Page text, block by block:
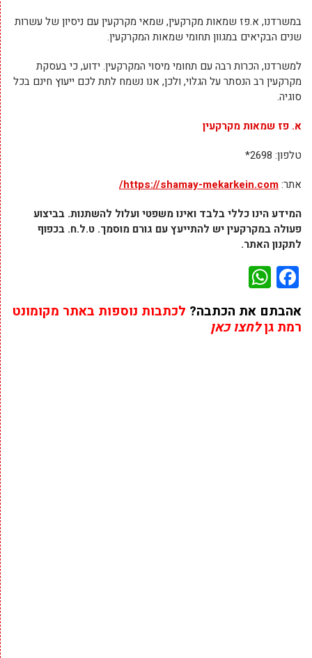
במשרדנו, א.פז שמאות מקרקעין, שמאי מקרקעין עם ניסיון של עשרות
שנים הבקיאים במגוון תחומי שמאות המקרקעין.
למשרדנו, הכרות רבה עם תחומי מיסוי המקרקעין. ידוע, כי בעסקת
מקרקעין רב הנסתר על הגלוי, ולכן, אנו נשמח לתת לכם ייעוץ חינם בכל
סוגיה.
א. פז שמאות מקרקעין
טלפון: 2698*
אתר:https://shamay-mekarkein.com/
המידע הינו כללי בלבד ואינו משפטי ועלול להשתנות. בביצוע
פעולה במקרקעין יש להתייעץ עם גורם מוסמך. ט.ל.ח. בכפוף
לתקנון האתר.
Facebook
אהבתם את הכתבה? לכתבות נוספות באתר מקומונט
רמת גןלחצו כאן